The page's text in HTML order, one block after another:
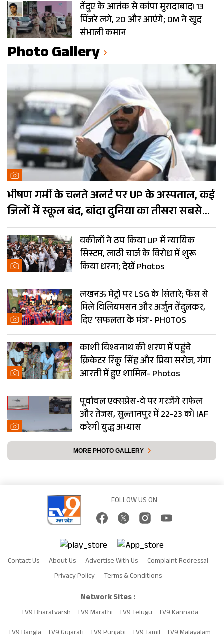
तेंदुए के आतंक से कांपा मुरादाबाद! 13
पिंजरे लगे, 20 और आएंगे; DM ने खुद
संभाली कमान
Photo Gallery
भीषण गर्मी के चलते अलर्ट पर UP के अस्पताल, कई
जिलों में स्कूल बंद, बांदा दुनिया का तीसरा सबसे
गर्म शहर
वकीलों ने ठप किया UP में न्यायिक
सिस्टम, लाठी चार्ज के विरोध में शुरू
किया धरना; देखें Photos
लखनऊ मेट्रो पर LSG के सितारे; फैंस से
मिले विलियमसन और अर्जुन तेंदुलकर,
दिए ‘सफलता के मंत्र’- PHOTOS
काशी विश्वनाथ की शरण में पहुंचे
क्रिकेटर रिंकू सिंह और प्रिया सरोज, गंगा
आरती में हुए शामिल- Photos
पूर्वांचल एक्सप्रेस-वे पर गरजेंगे राफेल
और तेजस, सुल्तानपुर में 22-23 को IAF
करेगी युद्ध अभ्यास
MORE PHOTO GALLERY
FOLLOW US ON
Contact Us About Us Advertise With Us
Complaint Redressal
Privacy Policy
Terms & Conditions
Network Sites :
TV9 Bharatvarsh TV9 Marathi TV9 Telugu TV9 Kannada